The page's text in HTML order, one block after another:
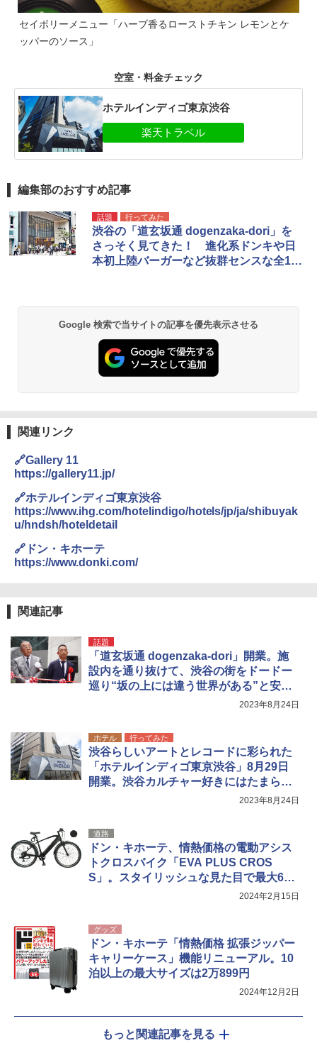
セイボリーメニュー「ハーブ香るローストチキン レモンとケ
ッパーのソース」
空室・料金チェック
ホテルインディゴ東京渋谷
編集部のおすすめ記事
話題 行ってみた
渋谷の「道玄坂通 dogenzaka-dori」を
さっそく見てきた！ 進化系ドンキや日
本初上陸バーガーなど抜群センスな全12
Google 検索で当サイトの記事を優先表示させる
関連リンク
🔗Gallery 11
https://gallery11.jp/
🔗ホテルインディゴ東京渋谷
https://www.ihg.com/hotelindigo/hotels/jp/ja/shibuyak
u/hndsh/hoteldetail
🔗ドン・キホーテ
https://www.donki.com/
関連記事
話題
「道玄坂通 dogenzaka-dori」開業。施
設内を通り抜けて、渋谷の街をドードー
巡り“坂の上には違う世界がある”と安田
2023年8月24日
ホテル 行ってみた
渋谷らしいアートとレコードに彩られた
「ホテルインディゴ東京渋谷」8月29日
開業。渋谷カルチャー好きにはたまらな
2023年8月24日
道路
ドン・キホーテ、情熱価格の電動アシス
トクロスバイク「EVA PLUS CROS
S」。スタイリッシュな見た目で最大60k
2024年2月15日
グッズ
ドン・キホーテ「情熱価格 拡張ジッパー
キャリーケース」機能リニューアル。10
泊以上の最大サイズは2万899円
2024年12月2日
もっと関連記事を見る